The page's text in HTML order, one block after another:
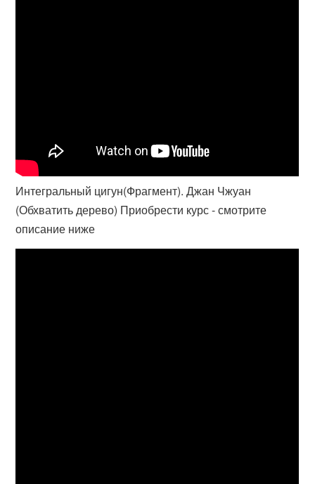
Интегральный цигун(Фрагмент). Джан Чжуан
(Обхватить дерево) Приобрести курс - смотрите
описание ниже